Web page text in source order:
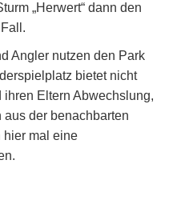
„Herwert“ dann den
Angler nutzen den Park
bietet nicht
Eltern Abwechslung,
der benachbarten
hier mal eine